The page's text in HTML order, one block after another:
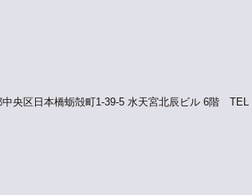
区日本橋蛎殻町1-39-5 水天宮北辰ビル 6階 TEL